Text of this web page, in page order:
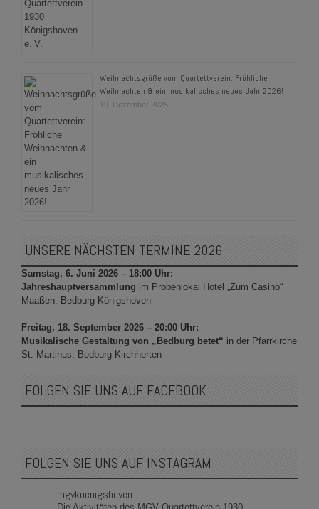
Weihnachtsgrüße vom Quartettverein: Fröhliche
Weihnachten & ein musikalisches neues Jahr 2026!
19. Dezember 2025
UNSERE NÄCHSTEN TERMINE 2026
Samstag, 6. Juni 2026 – 18:00 Uhr:
Jahreshauptversammlung im Probenlokal Hotel „Zum Casino“
Maaßen, Bedburg-Königshoven
Freitag, 18. September 2026 – 20:00 Uhr:
Musikalische Gestaltung von „Bedburg betet“ in der Pfarrkirche
St. Martinus, Bedburg-Kirchherten
FOLGEN SIE UNS AUF FACEBOOK
FOLGEN SIE UNS AUF INSTAGRAM
mgvkoenigshoven